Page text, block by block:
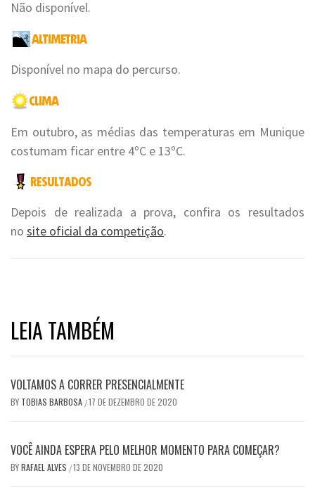
Não disponível.
Disponível no mapa do percurso.
Em outubro, as médias das temperaturas em Munique
costumam ficar entre 4ºC e 13ºC.
Depois de realizada a prova, confira os resultados
no site oficial da competição.
LEIA TAMBÉM
VOLTAMOS A CORRER PRESENCIALMENTE
BY TOBIAS BARBOSA /17 DE DEZEMBRO DE 2020
VOCÊ AINDA ESPERA PELO MELHOR MOMENTO PARA COMEÇAR?
BYRAFAEL ALVES /13 DE NOVEMBRO DE 2020